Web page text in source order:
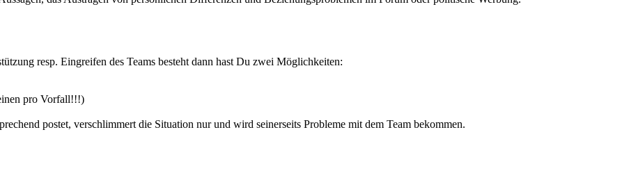
resp. Eingreifen des Teams besteht dann hast Du zwei Möglichkeiten:
pro Vorfall!!!)
postet, verschlimmert die Situation nur und wird seinerseits Probleme mit dem Team bekommen.